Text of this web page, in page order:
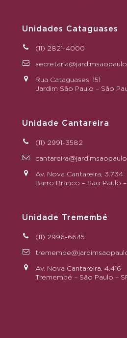
Unidades Cataguases
(11) 2821-4000
Rua Cataguases, 151
Jardim São Paulo – São
Unidade Cantareira
(11) 2991-3582
Av. Nova Cantareira, 3.734
Barro Branco – São Paulo –
Unidade Tremembé
(11) 2996-6645
Av. Nova Cantareira, 4.416
Tremembé – São Paulo –